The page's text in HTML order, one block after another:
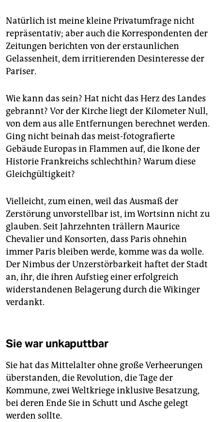
Natürlich ist meine kleine Privatumfrage nicht
repräsentativ; aber auch die Korrespondenten der
Zeitungen berichten von der erstaunlichen
Gelassenheit, dem irritierenden Desinteresse der
Pariser.
Wie kann das sein? Hat nicht das Herz des Landes
gebrannt? Vor der Kirche liegt der Kilometer Null,
von dem aus alle Entfernungen berechnet werden.
Ging nicht beinah das meist-fotografierte
Gebäude Europas in Flammen auf, die Ikone der
Historie Frankreichs schlechthin? Warum diese
Gleichgültigkeit?
Vielleicht, zum einen, weil das Ausmaß der
Zerstörung unvorstellbar ist, im Wortsinn nicht zu
glauben. Seit Jahrzehnten trällern Maurice
Chevalier und Konsorten, dass Paris ohnehin
immer Paris bleiben werde, komme was da wolle.
Der Nimbus der Unzerstörbarkeit haftet der Stadt
an, ihr, die ihren Aufstieg einer erfolgreich
widerstandenen Belagerung durch die Wikinger
verdankt.
Sie war unkaputtbar
Sie hat das Mittelalter ohne große Verheerungen
überstanden, die Revolution, die Tage der
Kommune, zwei Weltkriege inklusive Besatzung,
bei deren Ende Sie in Schutt und Asche gelegt
werden sollte.